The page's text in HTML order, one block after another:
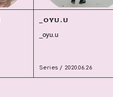
_oyu.u
_oyu.u
Series / 2020.06.26